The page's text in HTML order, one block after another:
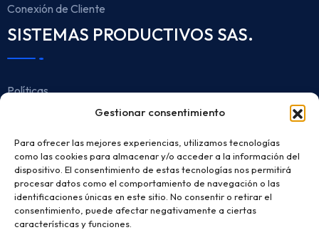
Gestionar consentimiento
Para ofrecer las mejores experiencias, utilizamos tecnologías
como las cookies para almacenar y/o acceder a la información del
dispositivo. El consentimiento de estas tecnologías nos permitirá
procesar datos como el comportamiento de navegación o las
identificaciones únicas en este sitio. No consentir o retirar el
consentimiento, puede afectar negativamente a ciertas
características y funciones.
Conexión de Cliente
SISTEMAS PRODUCTIVOS SAS.
Políticas
Aviso de Privacidad
Protección de Datos
Horario de Atención
Lunes a viernes de 7:30 AM - 5:00 PM